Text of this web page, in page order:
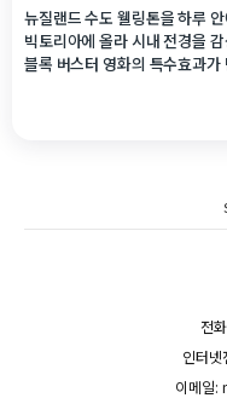
뉴질랜드 수도 웰링톤을 하루
빅토리아에 올라 시내 전경을
블록 버스터 영화의 특수효과
핫 플레이스에서 자유롭게 점
링턴 전경을 감상하고 웰링턴
랜드 최고의 국립 박물관 중의
전
인터
이메일: